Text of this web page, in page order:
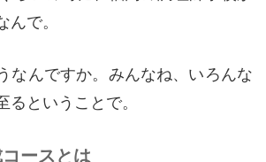
んで。
なんですか。みんなね、いろんな
るということで。
ースとは